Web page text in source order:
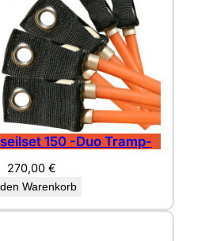
150 -Duo Tramp-
270,00 €
Warenkorb